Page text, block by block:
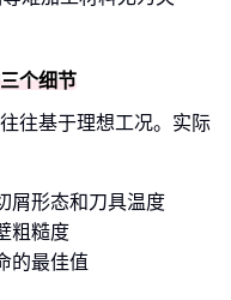
个细节
往基于理想工况。实际
屑形态和刀具温度
粗糙度
的最佳值